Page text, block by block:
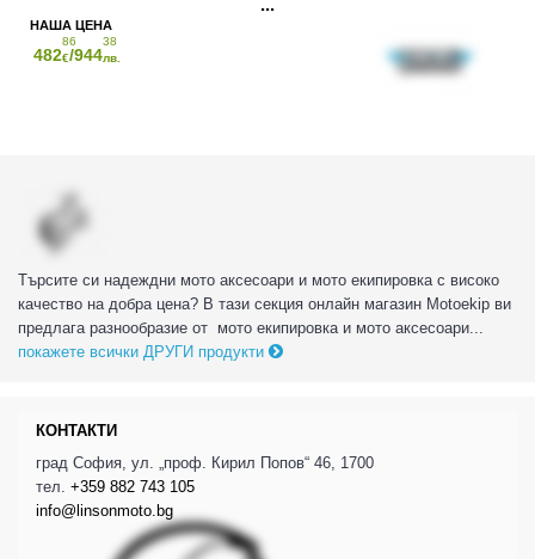
Търсите си надеждни мото аксесоари и мото екипировка с високо
качество на добра цена? В тази секция онлайн магазин Motoekip ви
предлага разнообразие от мото екипировка и мото аксесоари...
покажете всички ДРУГИ продукти
482
86
€/944
38
лв.
КОНТАКТИ
град София, ул. „проф. Кирил Попов“ 46, 1700
тел. +359 882 743 105
info@linsonmoto.bg